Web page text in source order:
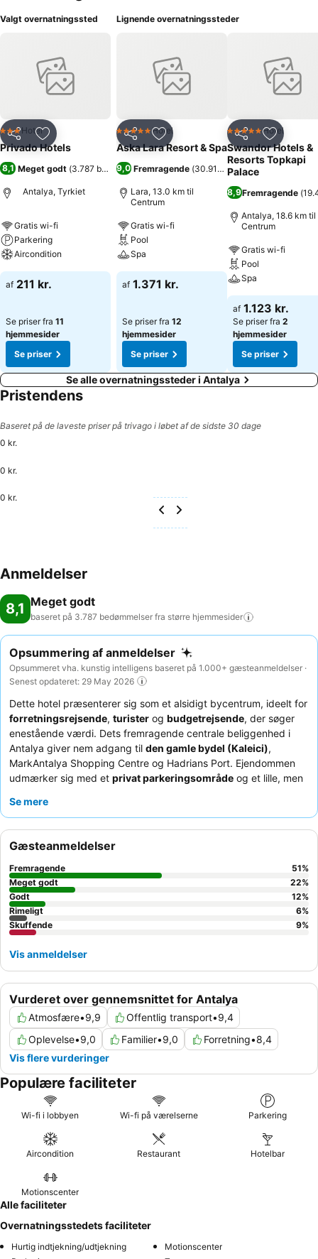
Valgt overnatningssted
Del Føj til favoritter
3 Stjerner
Hotel
Privado Hotels
8,1 Meget godt (3.787 bedømmelser)
Antalya, Tyrkiet
Gratis wi-fi
Parkering
Aircondition
af 211 kr.
Se priser fra 11
hjemmesider
Se priser
Lignende overnatningssteder
Del Føj til favoritter
5 StjernerHotel
Aska Lara Resort & Spa
9,0 Fremragende (30.914 bedømmelser )
Lara, 13.0 km til
Centrum
Gratis wi-fi
Pool
Spa
af 1.371 kr.
Se priser fra 12
hjemmesider
Se priser
Del Føj til
5 StjernerHotel
Swandor Hotels &
Resorts Topkapi
Palace
8,9Fremragende (
Antalya, 18.6 km til
Centrum
Gratis wi-fi
Pool
Spa
af 1.123 kr.
Se priser fra 2
hjemmesider
Se priser
Se alle overnatningssteder i Antalya
Pristendens
Baseret på de laveste priser på trivago i løbet af de sidste 30 dage
0 kr.
0 kr.
0 kr.
Anmeldelser
8,1 Meget godt
baseret på 3.787 bedømmelser fra større hjemmesider
Opsummering af anmeldelser
Opsummeret vha. kunstig intelligens baseret på 1.000+ gæsteanmeldelser ·
Senest opdateret: 29 May 2026
Dette hotel præsenterer sig som et alsidigt bycentrum, ideelt for
forretningsrejsende, turister og budgetrejsende, der søger
enestående værdi. Dets fremragende centrale beliggenhed i
Antalya giver nem adgang til den gamle bydel (Kaleici),
MarkAntalya Shopping Centre og Hadrians Port. Ejendommen
udmærker sig med et privat parkeringsområde og et lille, men
og hjælpsomme personale, især receptionsteamet, samt den
luksusværelserne, der har
massageseng.
Se mere
Vurderet over gennemsnittet for Antalya
Atmosfære•9,9 Offentlig transport•9,4
Oplevelse•9,0 Familier•9,0 Forretning•8,4
Vis flere vurderinger
Gæsteanmeldelser
Fremragende 51%
Meget godt
22%
Godt
12%
Rimeligt
6%
Skuffende
9%
Vis anmeldelser
Populære faciliteter
Wi-fi i lobbyen Wi-fi på værelserne Parkering
Aircondition Restaurant Hotelbar
Motionscenter
Alle faciliteter
Overnatningsstedets faciliteter
Hurtig indtjekning/udtjekning
Motionscenter